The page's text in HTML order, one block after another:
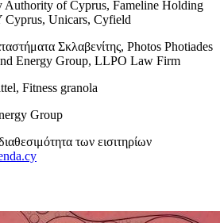
Authority of Cyprus, Fameline Holding
Cyprus, Unicars, Cyfield
Σκλαβενίτης, Photos Photiades
Energy Group, LLPO Law Firm
Fitness granola
Group
των εισιτηρίων